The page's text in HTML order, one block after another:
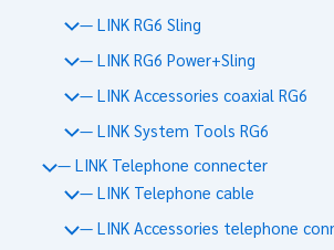
— LINK RG6 Sling
— LINK RG6 Power+Sling
— LINK Accessories coaxial RG6
— LINK System Tools RG6
— LINK Telephone connecter
— LINK Telephone cable
— LINK Accessories telephone